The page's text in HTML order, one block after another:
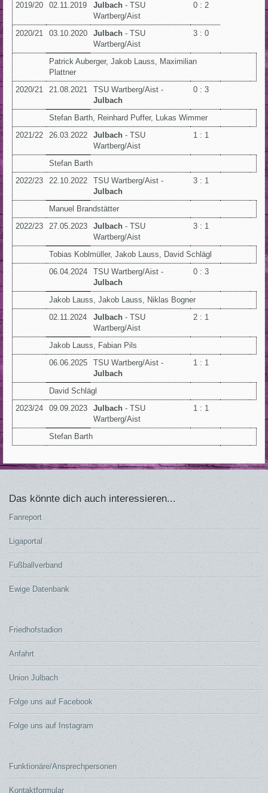
2019/20
02.11.2019 Julbach - TSU
Wartberg/Aist
0 : 2
2020/21 03.10.2020 Julbach - TSU
Wartberg/Aist
3 : 0
Patrick Auberger, Jakob Lauss, Maximilian
Plattner
2020/21
21.08.2021
TSU Wartberg/Aist -
Julbach
0 : 3
Stefan Barth, Reinhard Puffer, Lukas Wimmer
2021/22
26.03.2022 Julbach - TSU
Wartberg/Aist
1 : 1
Stefan Barth
2022/23
22.10.2022
TSU Wartberg/Aist -
Julbach
3 : 1
Manuel Brandstätter
2022/23
27.05.2023 Julbach - TSU
Wartberg/Aist
3 : 1
Tobias Koblmüller, Jakob Lauss, David Schlägl
06.04.2024
TSU Wartberg/Aist -
Julbach
0 : 3
Jakob Lauss, Jakob Lauss, Niklas Bogner
02.11.2024
Julbach - TSU
Wartberg/Aist
2 : 1
Jakob Lauss, Fabian Pils
06.06.2025
TSU Wartberg/Aist -
Julbach
1 : 1
David Schlägl
2023/24
09.09.2023 Julbach - TSU
Wartberg/Aist
1 : 1
Stefan Barth
Das könnte dich auch interessieren...
Fanreport
Ligaportal
Fußballverband
Ewige Datenbank
Friedhofstadion
Anfahrt
Union Julbach
Folge uns auf Facebook
Folge uns auf Instagram
Funktionäre/Ansprechpersonen
Kontaktformular